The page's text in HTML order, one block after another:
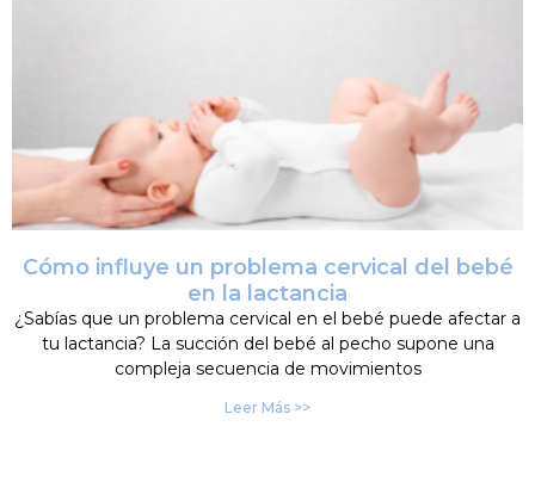
Cómo influye un problema cervical del bebé
en la lactancia
¿Sabías que un problema cervical en el bebé puede afectar a
tu lactancia? La succión del bebé al pecho supone una
compleja secuencia de movimientos
Leer Más >>